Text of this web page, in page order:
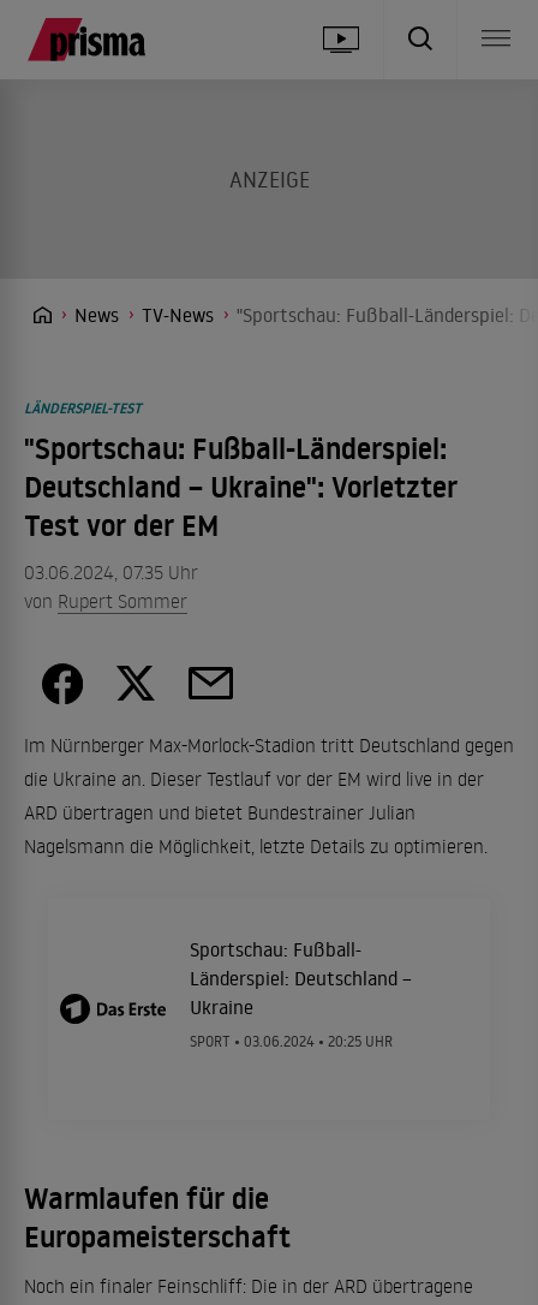
News TV-News "Sportschau: Fußball-Länderspiel:
LÄNDERSPIEL-TEST
"Sportschau: Fußball-Länderspiel:
Deutschland – Ukraine": Vorletzter
Test vor der EM
03.06.2024, 07.35 Uhr
von Rupert Sommer
Im Nürnberger Max-Morlock-Stadion tritt Deutschland gegen
die Ukraine an. Dieser Testlauf vor der EM wird live in der
ARD übertragen und bietet Bundestrainer Julian
Nagelsmann die Möglichkeit, letzte Details zu optimieren.
Sportschau: Fußball-
Länderspiel: Deutschland –
Ukraine
SPORT • 03.06.2024 • 20:25 UHR
Warmlaufen für die
Europameisterschaft
Noch ein finaler Feinschliff: Die in der ARD übertragene